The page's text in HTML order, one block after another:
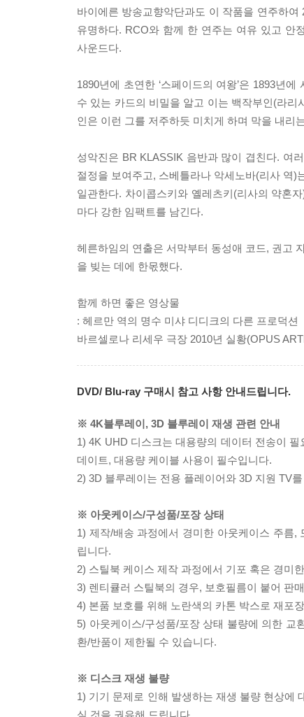
바이에른 방송교향악단과도 이 작품을 연주하
유명하다. RCO와 함께 한 연주는 여유 있고 안
사운드다.
1890년에 초연한 ‘스페이드의 여왕’은 1893년
수 있는 카드의 비밀을 알고 이는 백작부인(라
인은 이런 그를 저주하듯 미치게 하며 막을 내리
성악진은 BR KLASSIK 음반과 많이 겹친다. 여
절정을 보여주고, 스베틀라나 악세노바(리사 역
일관한다. 차이콥스키와 옐레츠키(리사의 약혼
마다 강한 임팩트를 남긴다.
헤른하임의 연출은 서막부터 동성애 코드, 권고
을 빚는 데에 한몫했다.
함께 하면 좋은 영상물
: 헤르만 역의 명수 미샤 디디크의 다른 프로덕션
바르셀로나 리세우 극장 2010년 실황(OPUS
DVD/ Blu-ray 구매시 참고 사항 안내드립니다.
※ 4K블루레이, 3D 블루레이 재생 관련 안내
1) 4K UHD 디스크는 대용량의 데이터 전송이
데이트, 대용량 케이블 사용이 필수입니다.
2) 3D 블루레이는 전용 플레이어와 3D 지원 TV
※ 아웃케이스/구성품/포장 상태
1) 제작/배송 과정에서 경미한 아웃케이스 주름
립니다.
2) 스틸북 케이스 제작 과정에서 기포 혹은 경미
3) 렌티큘러 스틸북의 경우, 보호필름이 붙어 판
4) 본품 보호를 위해 노란색의 카톤 박스로 재포
5) 아웃케이스/구성품/포장 상태 불량에 의한 교
환/반품이 제한될 수 있습니다.
※ 디스크 재생 불량
1) 기기 문제로 인해 발생하는 재생 불량 현상에
실 것을 권유해 드립니다.